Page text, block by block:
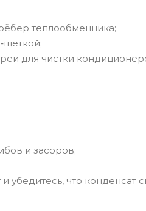
теплообменника;
для чистки
и засоров;
что конденсат